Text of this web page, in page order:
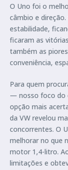
O Uno foi o
câmbio e
estabilidade,
ficaram as
também as
conveniência,
Para quem
— nosso foco do
opção mais
da VW revelou
concorrentes. O
melhorar no que
motor 1,4-litro.
limitações e